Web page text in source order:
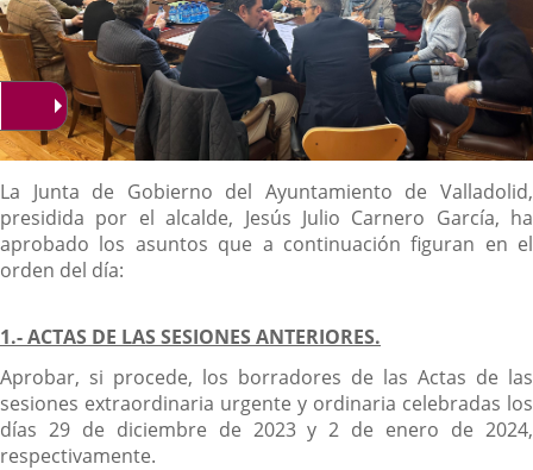
Descripción
La Junta de Gobierno del Ayuntamiento de Valladolid,
presidida por el alcalde, Jesús Julio Carnero García, ha
aprobado los asuntos que a continuación figuran en el
orden del día:
1.- ACTAS DE LAS SESIONES ANTERIORES.
Aprobar, si procede, los borradores de las Actas de las
sesiones extraordinaria urgente y ordinaria celebradas los
días 29 de diciembre de 2023 y 2 de enero de 2024,
respectivamente.